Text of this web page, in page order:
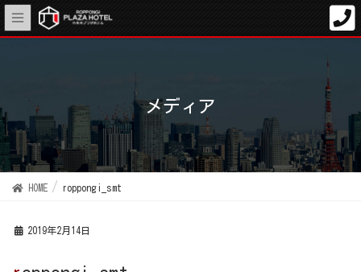
メディア
HOME roppongi_smt
2019年2月14日